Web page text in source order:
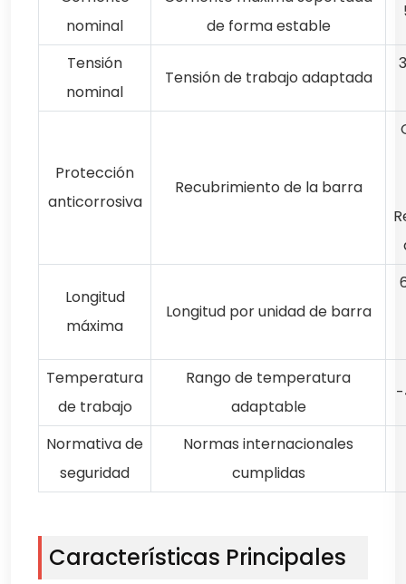
nominal
de forma estable
Tensión
nominal
Tensión de trabajo adaptada
Protección
anticorrosiva
Recubrimiento de la barra
Longitud
máxima
Longitud por unidad de barra
Temperatura
de trabajo
Rango de temperatura
adaptable
Normativa de
seguridad
Normas internacionales
cumplidas
Características Principales